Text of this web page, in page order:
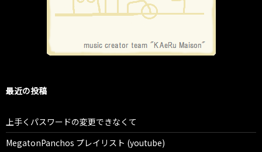
最近の投稿
上手くパスワードの変更できなくて
MegatonPanchos プレイリスト (youtube)